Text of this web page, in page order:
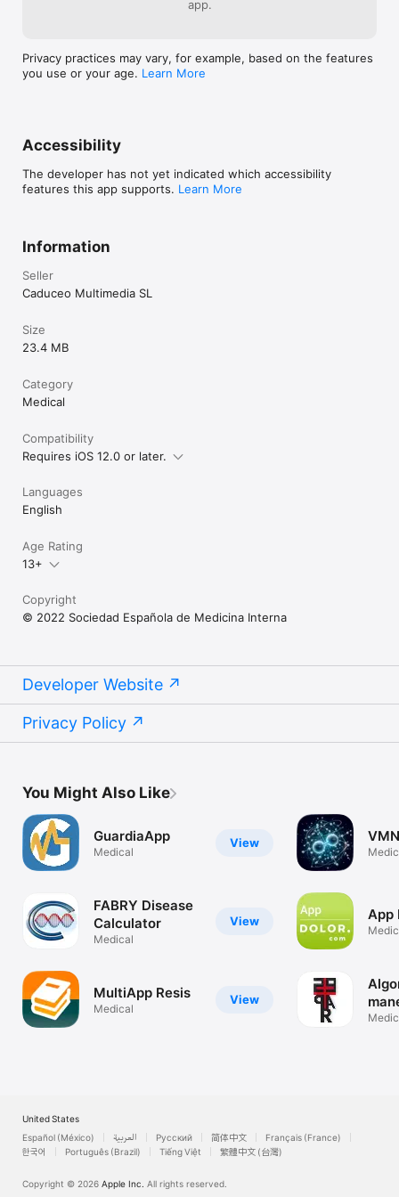
especialistas en EAS, y tampoco contiene todos los detalles y
aplicar una primera valoración de cumplimiento de criterios
que ayude a identificar cuál es la principal EAS de sospecha.
En nombre del equipo de trabajo, esperamos que os sea útil, y
*Descargo de responsabilidad: Los usuarios deben buscar el
de tomar decisiones médicas.
app.
Privacy practices may vary, for example, based on the features
you use or your age. Learn More
Accessibility
The developer has not yet indicated which accessibility
features this app supports. Learn More
Information
Seller
Caduceo Multimedia SL
Size
23.4 MB
Category
Medical
Compatibility
Requires iOS 12.0 or later.
Languages
English
Age Rating
13+
Copyright
© 2022 Sociedad Española de Medicina Interna
Developer Website
Privacy Policy
You Might Also Like
View
GuardiaApp
Medical
View
FABRY Disease
Calculator
Medical
View
MultiApp Resis
Medical
App
United States
Español (México)
العربية Русский 简体中文
Français (France)
한국어
Português (Brazil) Tiếng Việt 繁體中文 (台灣)
Copyright © 2026 Apple Inc. All rights reserved.